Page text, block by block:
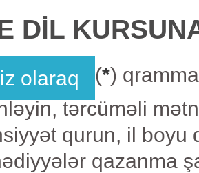
DİL
olaraq (*)
tərcüməli
qurun, il boyu
qazanma